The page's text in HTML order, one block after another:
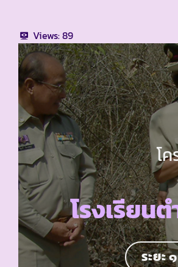
Views:89
โ
โรงเรียน
ระยะ ๑